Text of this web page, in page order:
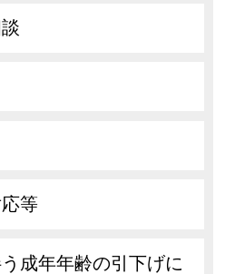
等
成年年齢の引下げに